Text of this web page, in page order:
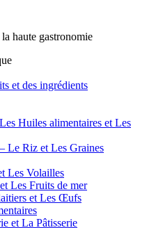
haute gastronomie
et des ingrédients
Huiles alimentaires et Les
Le Riz et Les Graines
Les Volailles
Les Fruits de mer
et Les Œufs
et La Pâtisserie